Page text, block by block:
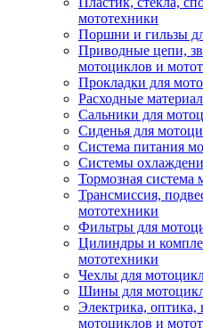
мототехники
Поршни и гильзы
Приводные цепи,
мотоциклов и
Прокладки для
Расходные
Сальники для
Сиденья для
Система питания
Системы
Тормозная система
Трансмиссия,
мототехники
Фильтры для
Цилиндры и
мототехники
Чехлы для
Шины для
Электрика, оптика,
мотоциклов и